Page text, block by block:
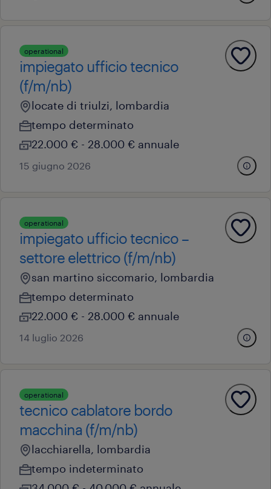
operational
impiegato ufficio tecnico
(f/m/nb)
locate di triulzi, lombardia
tempo determinato
22.000 € - 28.000 € annuale
15 giugno 2026
operational
impiegato ufficio tecnico –
settore elettrico (f/m/nb)
san martino siccomario, lombardia
tempo determinato
22.000 € - 28.000 € annuale
14 luglio 2026
operational
tecnico cablatore bordo
macchina (f/m/nb)
lacchiarella, lombardia
tempo indeterminato